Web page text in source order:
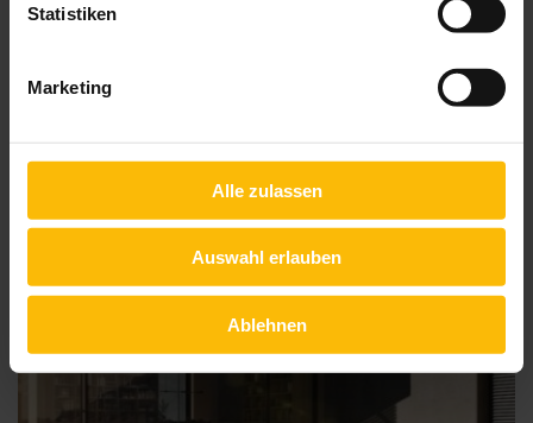
Statistiken
Marketing
Alle zulassen
Auswahl erlauben
Ablehnen